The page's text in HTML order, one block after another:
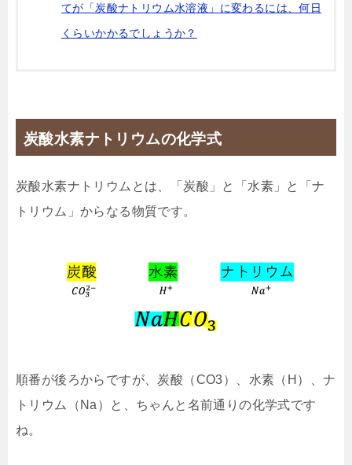
てが「炭酸ナトリウム水溶液」に変わるには、何日
くらいかかるでしょうか？
炭酸水素ナトリウムの化学式
炭酸水素ナトリウムとは、「炭酸」と「水素」と「ナ
トリウム」からなる物質です。
順番が後ろからですが、炭酸（CO3）、水素（H）、ナ
トリウム（Na）と、ちゃんと名前通りの化学式です
ね。